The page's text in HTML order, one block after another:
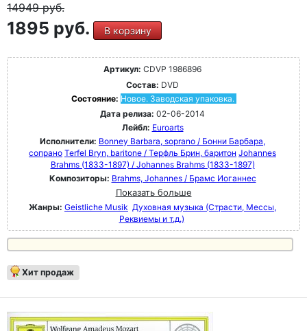
14949руб.
1895 руб. В корзину
Артикул: CDVP 1986896
Состав: DVD
Состояние: Новое. Заводская упаковка.
Дата релиза: 02-06-2014
Лейбл: Euroarts
Исполнители: Bonney Barbara, soprano / Бонни Барбара,
сопрано Terfel Bryn, baritone / Терфль Брин, баритон Johannes
Brahms (1833-1897) / Johannes Brahms (1833-1897)
Композиторы: Brahms, Johannes / Брамс Иоганнес
Показать больше
Жанры: Geistliche Musik Духовная музыка (Страсти, Мессы,
Реквиемы и т.д.)
Хит продаж